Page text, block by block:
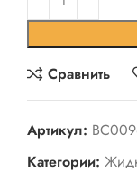
Сравнить
Артикул:
Категории: